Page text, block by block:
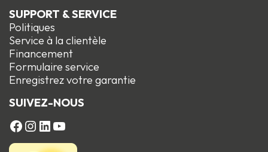
SUPPORT & SERVICE
Politiques
Service à la clientèle
Financement
Formulaire service
Enregistrez votre garantie
SUIVEZ-NOUS
FACEBOOK
Instagram
LinkedIn
YouTube